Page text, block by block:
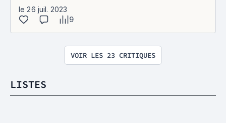
le 26 juil. 2023
9
VOIR LES 23 CRITIQUES
LISTES